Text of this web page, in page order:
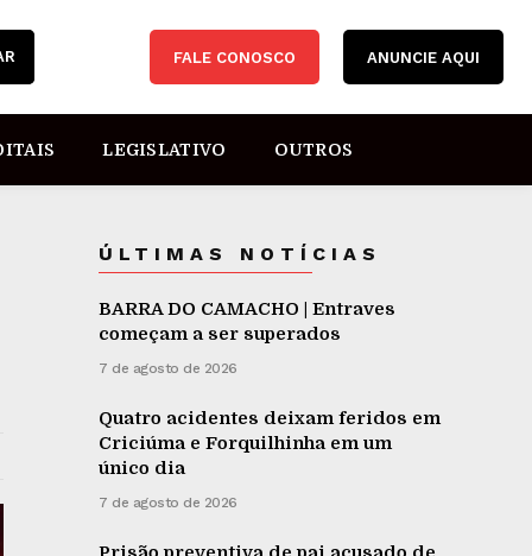
FALE CONOSCO ANUNCIE AQUI
LEGISLATIVO OUTROS
ÚLTIMAS NOTÍCIAS
BARRA DO CAMACHO | Entraves
começam a ser superados
7 de agosto de 2026
Quatro acidentes deixam feridos em
Criciúma e Forquilhinha em um
único dia
7 de agosto de 2026